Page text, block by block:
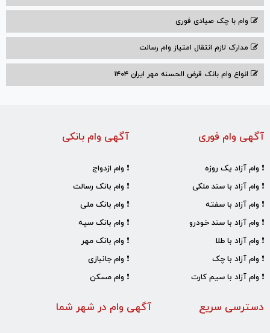
وام با‌ چک صیادی‌ فوری
مدارک لازم انتقال امتیاز وام رسالت
انواع وام بانک قرض الحسنه مهر ایران ۱۴۰۴
آگهی وام بانکی
❗ وام ازدواج
❗ وام بانک رسالت
❗ وام بانک ملی
❗ وام بانک سپه
❗ وام بانک مهر
❗ وام جانبازی
❗ وام مسکن
آگهی وام فوری
❗ وام آزاد یک روزه
❗ وام آزاد با سند ملکی
❗ وام آزاد با سفته
❗ وام آزاد با سند خودرو
❗ وام آزاد با طلا
❗ وام آزاد با چک
❗ وام آزاد با سیم کارت
آگهی وام در شهر شما دسترسی سریع